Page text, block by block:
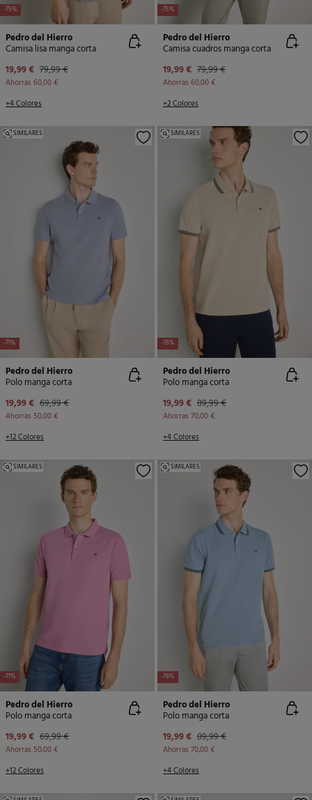
-75%
Pedro del Hierro
Camisa lisa manga corta
19,99 € 79,99 €
Ahorras 60,00 €
+4 Colores
-75%
Pedro del Hierro
Camisa cuadros manga corta
19,99 € 79,99 €
Ahorras 60,00 €
+2 Colores
-71%
SIMILARES
Pedro del Hierro
Polo manga corta
19,99 € 69,99 €
Ahorras 50,00 €
+12 Colores
-78%
SIMILARES
Pedro del Hierro
Polo manga corta
19,99 € 89,99 €
Ahorras 70,00 €
+4 Colores
-71%
SIMILARES
Pedro del Hierro
Polo manga corta
19,99 € 69,99 €
Ahorras 50,00 €
+12 Colores
-78%
SIMILARES
Pedro del Hierro
Polo manga corta
19,99 € 89,99 €
Ahorras 70,00 €
+4 Colores